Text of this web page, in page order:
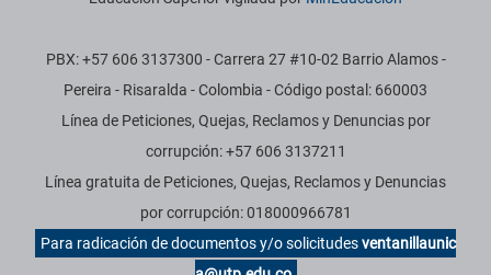
PBX: +57 606 3137300 - Carrera 27 #10-02 Barrio Alamos -
Pereira - Risaralda - Colombia - Código postal: 660003
Línea de Peticiones, Quejas, Reclamos y Denuncias por
corrupción: +57 606 3137211
Línea gratuita de Peticiones, Quejas, Reclamos y Denuncias
por corrupción: 018000966781
Para radicación de documentos y/o solicitudesventanillaunic